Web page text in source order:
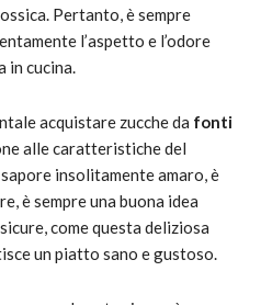
Pertanto, è sempre
l’aspetto e l’odore
in cucina.
acquistare zucche da fonti
alle caratteristiche del
insolitamente amaro, è
è sempre una buona idea
come questa deliziosa
un piatto sano e gustoso.